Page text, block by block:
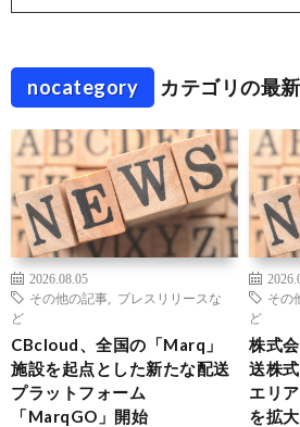
nocategory カテゴリの最
2026.08.05
その他の記事
プレスリリースな
ど
CBcloud、全国の「Marq」
施設を起点とした新たな配送
プラットフォーム
「MarqGO」開始
その
ど
株式
送株
エリ
を拡